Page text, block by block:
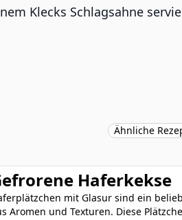
Klecks Schlagsahne
Ähnliche
Haferkekse
mit Glasur sind ein
Aromen und Texturen. Diese